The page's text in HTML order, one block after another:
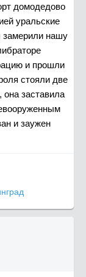
домодедово
уральские
замерили нашу
и прошли
стояли две
заставила
и заужен